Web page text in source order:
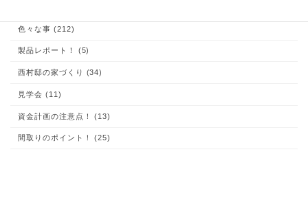
あなたも出来る！家づくり (204)
お客様の声 (1)